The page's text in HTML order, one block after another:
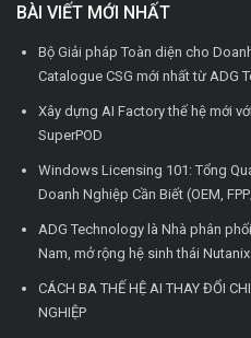
BÀI VIẾT MỚI NHẤT
Bộ Giải pháp Toàn diện cho
Catalogue CSG mới nhất từ ADG
Xây dựng AI Factory thế hệ mới
SuperPOD
Windows Licensing 101: Tổng
Doanh Nghiệp Cần Biết (OEM,
ADG Technology là Nhà phân
Nam, mở rộng hệ sinh thái
CÁCH BA THẾ HỆ AI THAY ĐỔI
NGHIỆP